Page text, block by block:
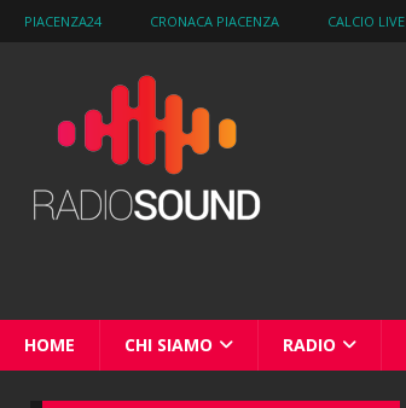
PIACENZA24 CRONACA PIACENZA CALCIO LIVE
HOME CHI SIAMO RADIO